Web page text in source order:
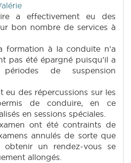
a effectivement eu des
bon nombre de services à
formation à la conduite n’a
pas été épargné puisqu’il a
de suspension
eu des répercussions sur les
de conduire, en ce
en sessions spéciales.
ont été contraints de
annulés de sorte que
obtenir un rendez-vous se
allongés.